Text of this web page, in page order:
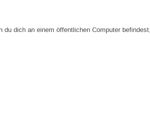
du dich an einem öffentlichen Computer